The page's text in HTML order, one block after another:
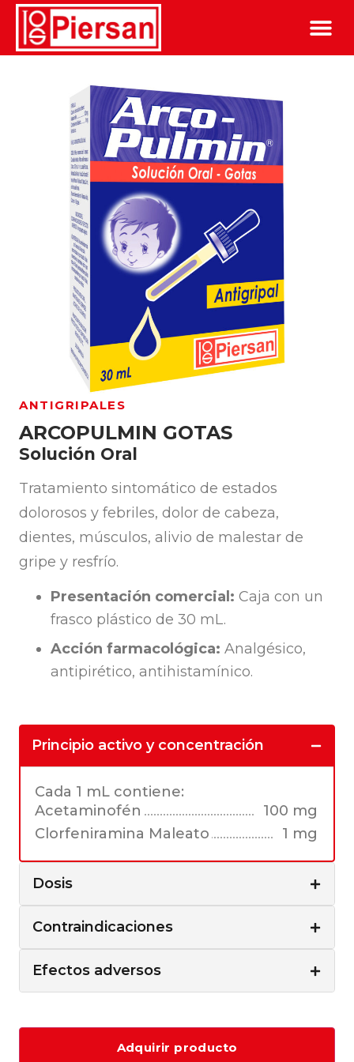
ANTIGRIPALES
ARCOPULMIN GOTAS
Solución Oral
Tratamiento sintomático de estados
dolorosos y febriles, dolor de cabeza,
dientes, músculos, alivio de malestar de
gripe y resfrío.
Presentación comercial: Caja con un
frasco plástico de 30 mL.
Acción farmacológica: Analgésico,
antipirético, antihistamínico.
Principio activo y concentración
Cada 1 mL contiene:
Acetaminofén
100 mg
Clorfeniramina Maleato
1 mg
Dosis
Contraindicaciones
Efectos adversos
Adquirir producto